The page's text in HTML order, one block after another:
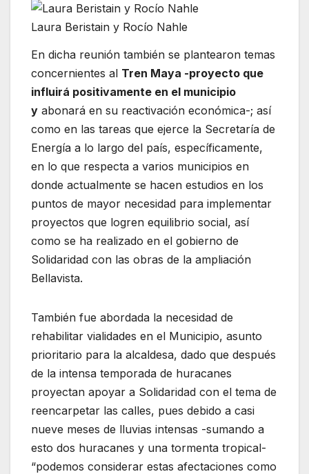
Laura Beristain y Rocío Nahle
En dicha reunión también se plantearon temas
concernientes al Tren Maya -proyecto que
influirá positivamente en el municipio
y abonará en su reactivación económica-; así
como en las tareas que ejerce la Secretaría de
Energía a lo largo del país, específicamente,
en lo que respecta a varios municipios en
donde actualmente se hacen estudios en los
puntos de mayor necesidad para implementar
proyectos que logren equilibrio social, así
como se ha realizado en el gobierno de
Solidaridad con las obras de la ampliación
Bellavista.
También fue abordada la necesidad de
rehabilitar vialidades en el Municipio, asunto
prioritario para la alcaldesa, dado que después
de la intensa temporada de huracanes
proyectan apoyar a Solidaridad con el tema de
reencarpetar las calles, pues debido a casi
nueve meses de lluvias intensas -sumando a
esto dos huracanes y una tormenta tropical-
“podemos considerar estas afectaciones como